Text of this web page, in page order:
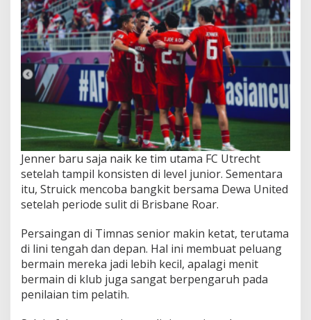
Jenner baru saja naik ke tim utama FC Utrecht
setelah tampil konsisten di level junior. Sementara
itu, Struick mencoba bangkit bersama Dewa United
setelah periode sulit di Brisbane Roar.
Persaingan di Timnas senior makin ketat, terutama
di lini tengah dan depan. Hal ini membuat peluang
bermain mereka jadi lebih kecil, apalagi menit
bermain di klub juga sangat berpengaruh pada
penilaian tim pelatih.